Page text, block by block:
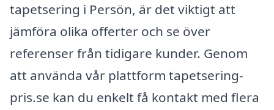
tapetsering i Persön, är det viktigt att
jämföra olika offerter och se över
referenser från tidigare kunder. Genom
att använda vår plattform tapetsering-
pris.se kan du enkelt få kontakt med flera